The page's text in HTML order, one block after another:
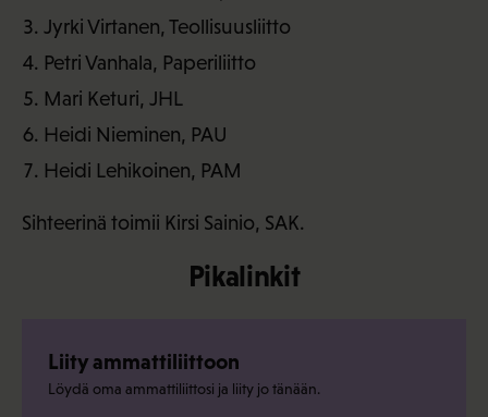
Jyrki Virtanen, Teollisuusliitto
Petri Vanhala, Paperiliitto
Mari Keturi, JHL
Heidi Nieminen, PAU
Heidi Lehikoinen, PAM
Sihteerinä toimii Kirsi Sainio, SAK.
Pikalinkit
Liity ammattiliittoon
Löydä oma ammattiliittosi ja liity jo tänään.